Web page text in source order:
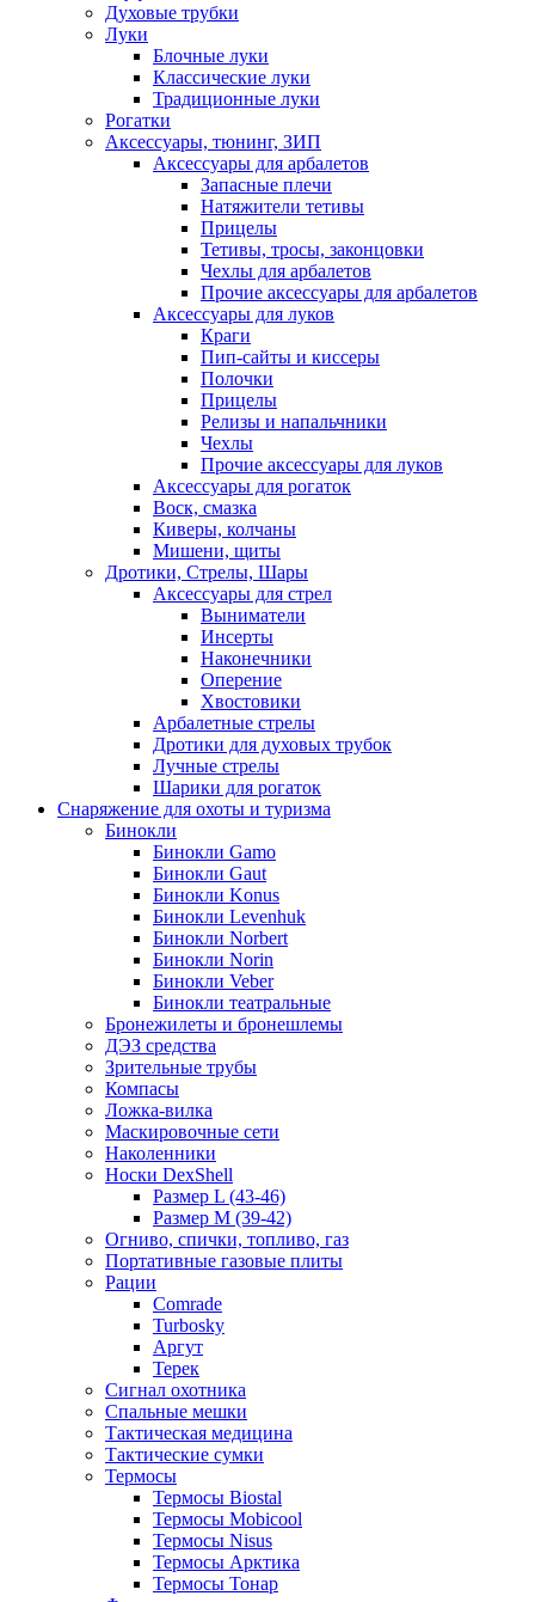
Духовые трубки
Луки
Блочные луки
Классические луки
Традиционные луки
Рогатки
Аксессуары, тюнинг, ЗИП
Аксессуары для арбалетов
Запасные плечи
Натяжители тетивы
Прицелы
Тетивы, тросы, законцовки
Чехлы для арбалетов
Прочие аксессуары для арбалетов
Аксессуары для луков
Краги
Пип-сайты и киссеры
Полочки
Прицелы
Релизы и напальчники
Чехлы
Прочие аксессуары для луков
Аксессуары для рогаток
Воск, смазка
Киверы, колчаны
Мишени, щиты
Дротики, Стрелы, Шары
Аксессуары для стрел
Выниматели
Инсерты
Наконечники
Оперение
Хвостовики
Арбалетные стрелы
Дротики для духовых трубок
Лучные стрелы
Шарики для рогаток
Снаряжение для охоты и туризма
Бинокли
Бинокли Gamo
Бинокли Gaut
Бинокли Konus
Бинокли Levenhuk
Бинокли Norbert
Бинокли Norin
Бинокли Veber
Бинокли театральные
Бронежилеты и бронешлемы
ДЭЗ средства
Зрительные трубы
Компасы
Ложка-вилка
Маскировочные сети
Наколенники
Носки DexShell
Размер L (43-46)
Размер M (39-42)
Огниво, спички, топливо, газ
Портативные газовые плиты
Рации
Comrade
Turbosky
Аргут
Терек
Сигнал охотника
Спальные мешки
Тактическая медицина
Тактические сумки
Термосы
Термосы Biostal
Термосы Mobicool
Термосы Nisus
Термосы Арктика
Термосы Тонар